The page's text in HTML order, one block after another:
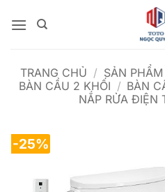
qua
TRANG CHỦ / SẢN PHẨM
BÀN CẦU 2 KHỐI / BÀN
NẮP RỬA ĐIỆN
-25%